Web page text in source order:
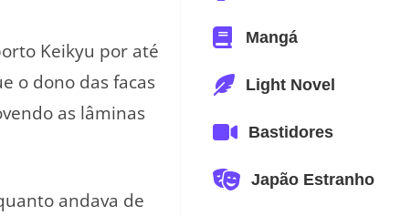
Keikyu por até
o dono das facas
as lâminas
andava de
Mangá
Light Novel
Bastidores
Japão Estranho